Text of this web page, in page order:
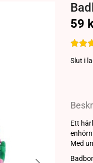
59
Slut i
Ett
Med